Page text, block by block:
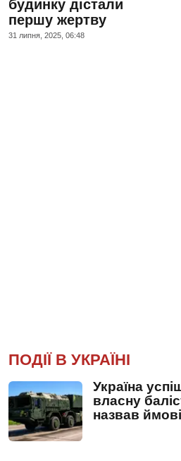
будинку дістали
першу жертву
31 липня, 2025, 06:48
ПОДІЇ В УКРАЇНІ
Україна
власну
назвав